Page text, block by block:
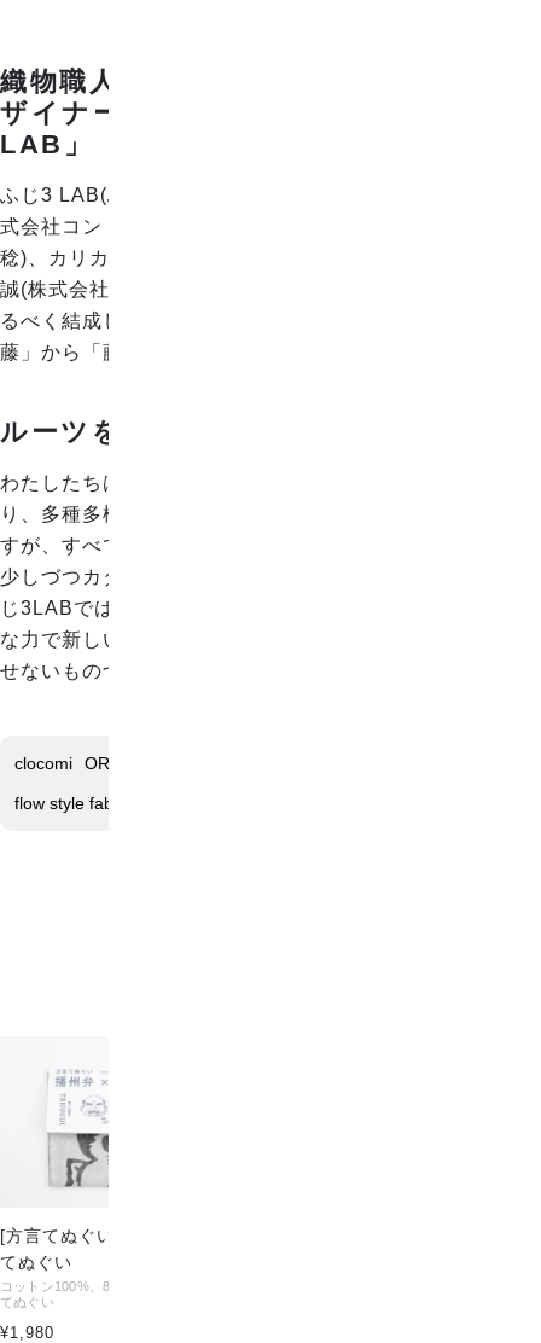
織物職人 × 書家 × アーティスト × デ
ザイナーのクリエイター集団「ふじ3
LAB」
ふじ3 LAB(ふじさんらぼ)は、播州織物職人の近藤良樹(株
式会社コンドウファクトリー)、書家のごとうみのる(後藤
稔)、カリカチュア作家の齋藤公志郎、デザイナーの近藤
誠(株式会社ikka morrow)が、地域と地場産業を盛り上げ
るべく結成しました。 それぞれの名字「近藤・後藤・齋
藤」から「藤を3つ」とって「ふじ3」としています。
ルーツを新しく、クリエイティブに。
わたしたちは普段からあたりまえのように言葉を話した
り、多種多様な仕事をしたり、趣味に没頭したりしていま
すが、すべてには根源となるルーツが必ずあり、それらは
少しづつカタチを変えながら時代と共に進化してます。ふ
じ3LABでは、あらゆるルーツをさがし、クリエイティブ
な力で新しい表現方法を考え、時代が移り変わっても色褪
せないものづくりを目指します。
clocomi ORITO +
flow style fabric
[方言てぬぐい] 播州弁×播州織
てぬぐい
コットン100%、85cm×29.5cmのWガーゼ
てぬぐい
¥1,980